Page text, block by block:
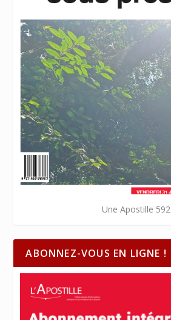
Une Apostille 592
ABONNEZ-VOUS EN LIGNE !